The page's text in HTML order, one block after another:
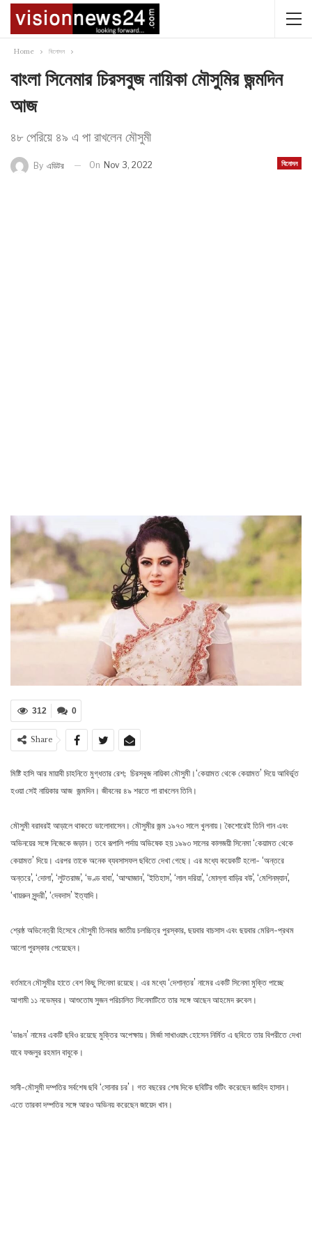
Home বিনোদন
বাংলা সিনেমার চিরসবুজ নায়িকা মৌসুমির জন্মদিন
আজ
৪৮ পেরিয়ে ৪৯ এ পা রাখলেন মৌসুমী
বিনোদন
By এডিটর On Nov 3, 2022
0
312
Share
মিষ্টি হাসি আর মায়াবী চাহনিতে মুগ্ধতার রেশ; চিরসবুজ নায়িকা মৌসুমী।‘কেয়ামত থেকে কেয়ামত’ দিয়ে আবির্ভূত
হওয়া সেই নায়িকার আজ জন্মদিন। জীবনের ৪৯ শরতে পা রাখলেন তিনি।
মৌসুমী বরাবরই আড়ালে থাকতে ভালোবাসেন। মৌসুমীর জন্ম ১৯৭৩ সালে খুলনায়। কৈশোরেই তিনি গান এবং
অভিনয়ের সঙ্গে নিজেকে জড়ান। তবে রূপালি পর্দায় অভিষেক হয় ১৯৯৩ সালের কালজয়ী সিনেমা ‘কেয়ামত থেকে
কেয়ামত’ দিয়ে। এরপর তাকে অনেক ব্যবসাসফল ছবিতে দেখা গেছে। এর মধ্যে কয়েকটি হলো- ‘অন্তরে
অন্তরে’, ‘দোলা’, ‘লুটতরাজ’, ‘ভণ্ড বাবা’, ‘আম্মাজান’, ‘ইতিহাস’, ‘লাল দরিয়া’, ‘মোল্লা বাড়ির বউ’, ‘মেশিনম্যান’,
‘খায়রুন সুন্দরী’, ‘দেবদাস’ ইত্যাদি।
শ্রেষ্ঠ অভিনেত্রী হিসেবে মৌসুমী তিনবার জাতীয় চলচ্চিত্র পুরস্কার, ছয়বার বাচসাস এবং ছয়বার মেরিল-প্রথম
আলো পুরস্কার পেয়েছেন।
বর্তমানে মৌসুমীর হাতে বেশ কিছু সিনেমা রয়েছে। এর মধ্যে ‘দেশান্তর’ নামের একটি সিনেমা মুক্তি পাচ্ছে
আগামী ১১ নভেম্বর। আশুতোষ সুজন পরিচালিত সিনেমাটিতে তার সঙ্গে আছেন আহমেদ রুবেল।
‘ভাঙন’ নামের একটি ছবিও রয়েছে মুক্তির অপেক্ষায়। মির্জা সাখাওয়াৎ হোসেন নির্মিত এ ছবিতে তার বিপরীতে দেখা
যাবে ফজলুর রহমান বাবুকে।
সানী-মৌসুমী দম্পতির সর্বশেষ ছবি ‘সোনার চর’। গত বছরের শেষ দিকে ছবিটির শুটিং করেছেন জাহিদ হাসান।
এতে তারকা দম্পতির সঙ্গে আরও অভিনয় করেছেন জায়েদ খান।